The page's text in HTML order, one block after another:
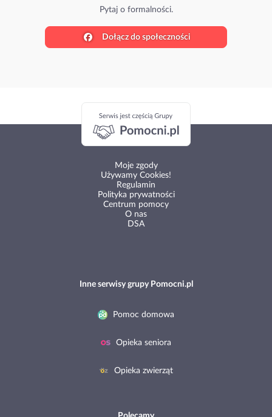
Pytaj o formalności.
Dołącz do społeczności
Moje zgody
Używamy Cookies!
Regulamin
Polityka prywatności
Centrum pomocy
O nas
DSA
Inne serwisy grupy Pomocni.pl
Pomoc domowa
Opieka seniora
Opieka zwierząt